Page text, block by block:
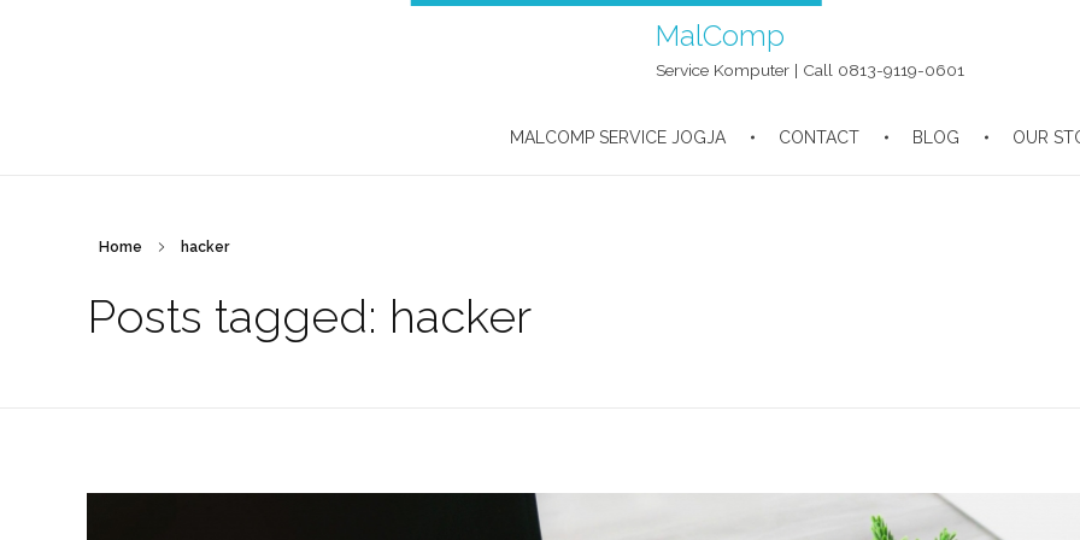
MalComp
Service Komputer | Call 0813-9119-0601
MALCOMP SERVICE JOGJA CONTACT BLOG OUR
Home hacker
Posts tagged: hacker